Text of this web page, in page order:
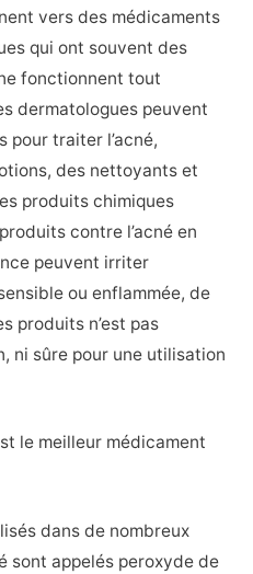
vers des médicaments
qui ont souvent des
fonctionnent tout
dermatologues peuvent
pour traiter l’acné,
des nettoyants et
produits chimiques
contre l’acné en
peuvent irriter
ou enflammée, de
produits n’est pas
ni sûre pour une utilisation
le meilleur médicament
dans de nombreux
sont appelés peroxyde de